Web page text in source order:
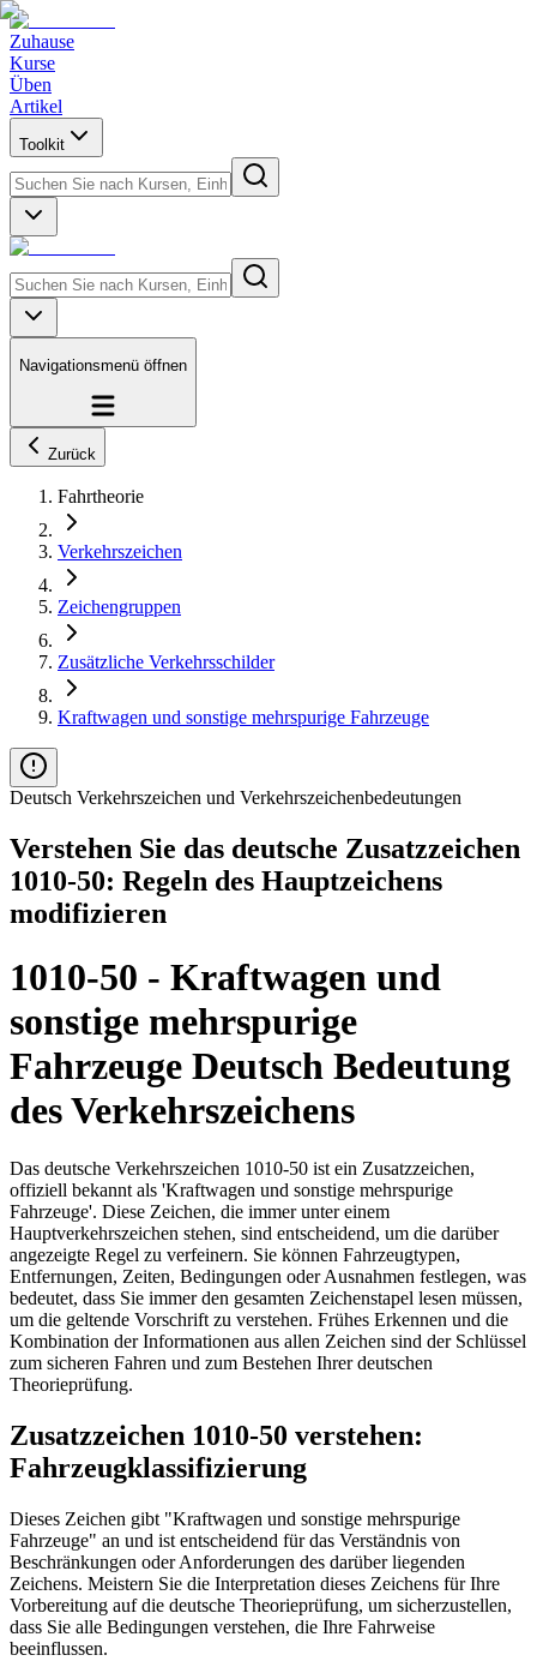
Zuhause
Kurse
Üben
Artikel
Toolkit
Navigationsmenü öffnen
Zurück
Fahrtheorie
Verkehrszeichen
Zeichengruppen
Zusätzliche Verkehrsschilder
Kraftwagen und sonstige mehrspurige Fahrzeuge
Deutsch Verkehrszeichen und Verkehrszeichenbedeutungen
Verstehen Sie das deutsche Zusatzzeichen
1010-50: Regeln des Hauptzeichens
modifizieren
1010-50 - Kraftwagen und
sonstige mehrspurige
Fahrzeuge Deutsch Bedeutung
des Verkehrszeichens
Das deutsche Verkehrszeichen 1010-50 ist ein Zusatzzeichen,
offiziell bekannt als 'Kraftwagen und sonstige mehrspurige
Fahrzeuge'. Diese Zeichen, die immer unter einem
Hauptverkehrszeichen stehen, sind entscheidend, um die darüber
angezeigte Regel zu verfeinern. Sie können Fahrzeugtypen,
Entfernungen, Zeiten, Bedingungen oder Ausnahmen festlegen, was
bedeutet, dass Sie immer den gesamten Zeichenstapel lesen müssen,
um die geltende Vorschrift zu verstehen. Frühes Erkennen und die
Kombination der Informationen aus allen Zeichen sind der Schlüssel
zum sicheren Fahren und zum Bestehen Ihrer deutschen
Theorieprüfung.
Zusatzzeichen 1010-50 verstehen:
Fahrzeugklassifizierung
Dieses Zeichen gibt "Kraftwagen und sonstige mehrspurige
Fahrzeuge" an und ist entscheidend für das Verständnis von
Beschränkungen oder Anforderungen des darüber liegenden
Zeichens. Meistern Sie die Interpretation dieses Zeichens für Ihre
Vorbereitung auf die deutsche Theorieprüfung, um sicherzustellen,
dass Sie alle Bedingungen verstehen, die Ihre Fahrweise
beeinflussen.